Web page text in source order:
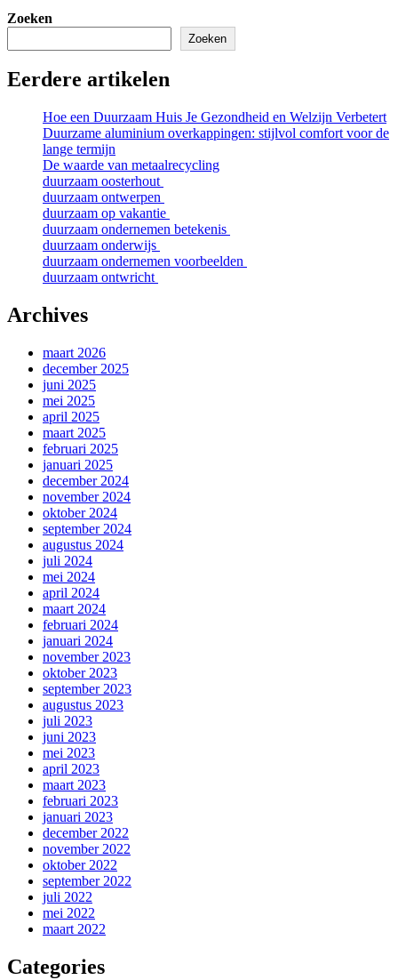
Zoeken
Zoeken
Eerdere artikelen
Hoe een Duurzaam Huis Je Gezondheid en Welzijn Verbetert
Duurzame aluminium overkappingen: stijlvol comfort voor de
lange termijn
De waarde van metaalrecycling
duurzaam oosterhout
duurzaam ontwerpen
duurzaam op vakantie
duurzaam ondernemen betekenis
duurzaam onderwijs
duurzaam ondernemen voorbeelden
duurzaam ontwricht
Archives
maart 2026
december 2025
juni 2025
mei 2025
april 2025
maart 2025
februari 2025
januari 2025
december 2024
november 2024
oktober 2024
september 2024
augustus 2024
juli 2024
mei 2024
april 2024
maart 2024
februari 2024
januari 2024
november 2023
oktober 2023
september 2023
augustus 2023
juli 2023
juni 2023
mei 2023
april 2023
maart 2023
februari 2023
januari 2023
december 2022
november 2022
oktober 2022
september 2022
juli 2022
mei 2022
maart 2022
Categories